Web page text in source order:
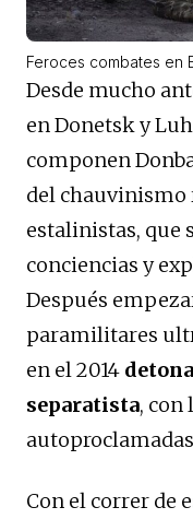
Feroces combates en
Desde mucho
en Donetsk y
componen
del chauvinismo
estalinistas, que
conciencias y
Después
paramilitares
en el 2014
separatista, con
autoproclamadas
Con el correr de